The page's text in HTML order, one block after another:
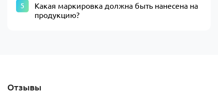
Какая маркировка должна быть нанесена на
продукцию?
Отзывы